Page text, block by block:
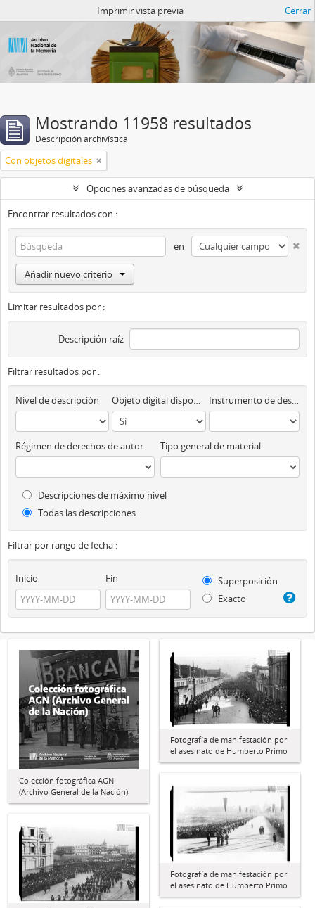
Imprimir vista previa Cerrar
Mostrando 11958 resultados
Descripción archivística
Con objetos digitales
Opciones avanzadas de búsqueda
Encontrar resultados con :
en
Añadir nuevo criterio
Limitar resultados por :
Descripción raíz
Filtrar resultados por :
Nivel de descripción Objeto digital disponibles Instrumento de descripción
Régimen de derechos de autor Tipo general de material
Descripciones de máximo nivel
Todas las descripciones
Filtrar por rango de fecha :
Inicio Fin
Superposición
Exacto
Colección fotográfica AGN
(Archivo General de la Nación)
Fotografía de manifestación por
el asesinato de Humberto Primo
Fotografía de manifestación por
el asesinato de Humberto Primo